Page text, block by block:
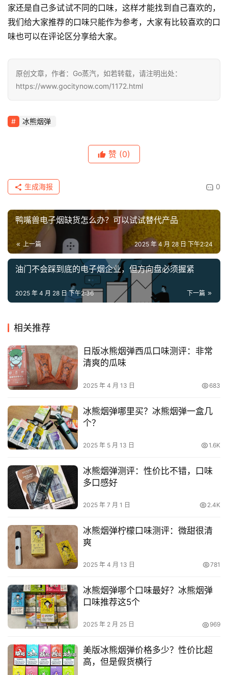
家还是自己多试试不同的口味，这样才能找到自己喜欢的，
我们给大家推荐的口味只能作为参考，大家有比较喜欢的口
味也可以在评论区分享给大家。
原创文章，作者：Go蒸汽，如若转载，请注明出处：
https://www.gocitynow.com/1172.html
冰熊烟弹
赞 (0)
0
生成海报
鸭嘴兽电子烟缺货怎么办？可以试试替代产品
上一篇 2025 年 4 月 28 日 下午2:24
油门不会踩到底的电子烟企业，但方向盘必须握紧
下一篇
2025 年 4 月 28 日 下午2:36
相关推荐
日版冰熊烟弹西瓜口味测评：非常
清爽的瓜味
2025 年 4 月 13 日 683
冰熊烟弹哪里买？冰熊烟弹一盒几
个？
2025 年 5 月 13 日 1.6K
冰熊烟弹测评：性价比不错，口味
多口感好
2025 年 7 月 1 日 2.4K
冰熊烟弹柠檬口味测评：微甜很清
爽
2025 年 4 月 13 日 781
冰熊烟弹哪个口味最好？冰熊烟弹
口味推荐这5个
2025 年 2 月 25 日 969
美版冰熊烟弹价格多少？性价比超
高，但是假货横行